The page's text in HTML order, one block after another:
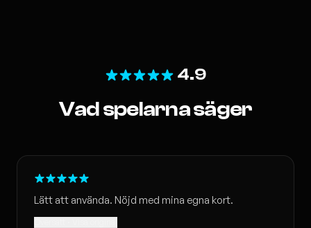
4.9
Vad spelarna säger
Lätt att använda. Nöjd med mina egna kort.